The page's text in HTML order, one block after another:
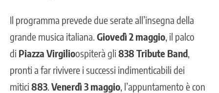
Il programma prevede due serate all’insegna della
grande musica italiana. Giovedì 2 maggio , il palco
di Piazza Virgilioospiterà gli 838 Tribute Band
pronti a far rivivere i successi indimenticabili dei
mitici 883 Venerdì 3 maggio , l’appuntamento è con